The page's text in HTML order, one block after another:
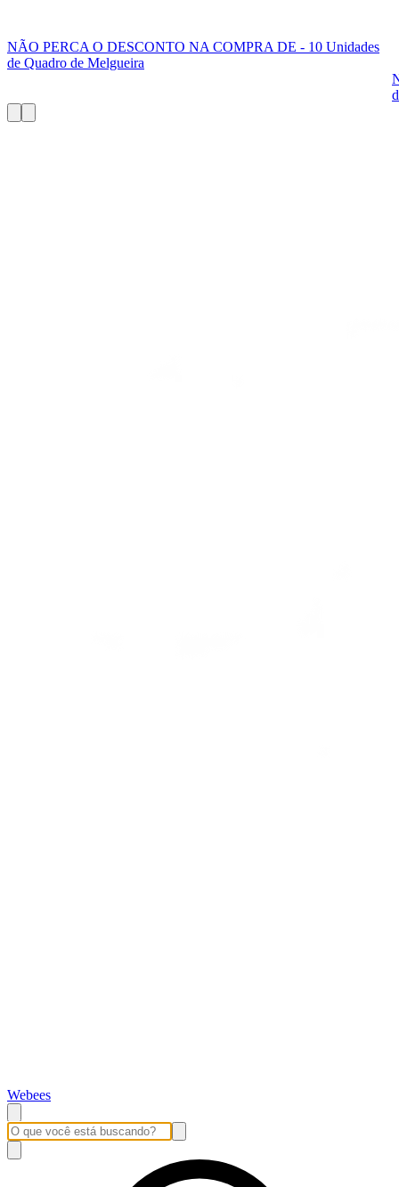
NÃO PERCA O DESCONTO NA COMPRA DE - 10 Unidades
de Quadro de Melgueira
Webees